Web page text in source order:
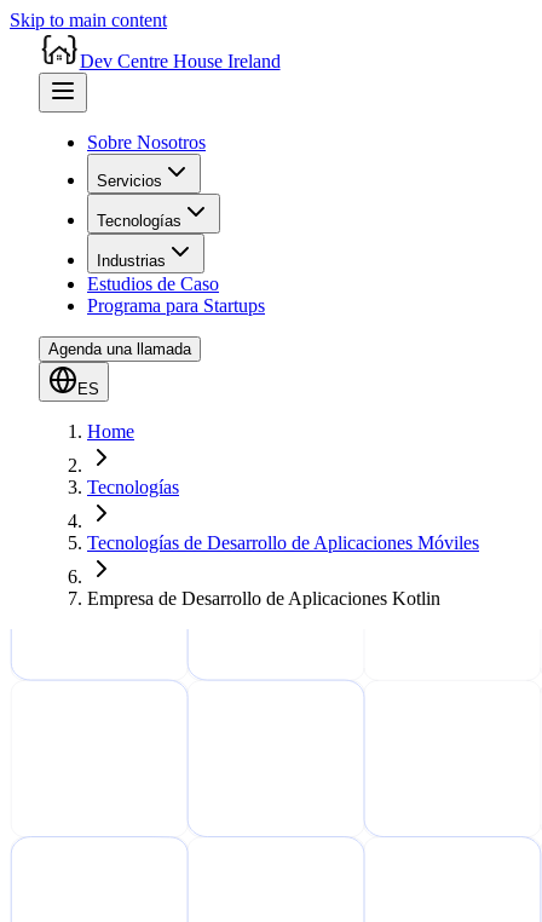
Skip to main content
Dev Centre House Ireland
Sobre Nosotros
Servicios
Tecnologías
Industrias
Estudios de Caso
Programa para Startups
Agenda una llamada
ES
Home
Tecnologías
Tecnologías de Desarrollo de Aplicaciones Móviles
Empresa de Desarrollo de Aplicaciones Kotlin